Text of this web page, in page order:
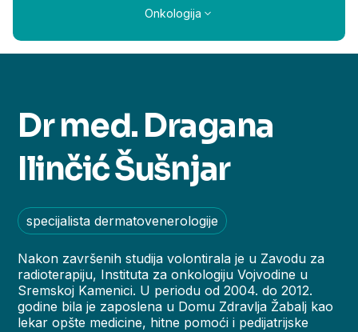
Onkologija
Dr med. Dragana
Ilinčić Šušnjar
specijalista dermatovenerologije
Nakon završenih studija volontirala je u Zavodu za
radioterapiju, Instituta za onkologiju Vojvodine u
Sremskoj Kamenici. U periodu od 2004. do 2012.
godine bila je zaposlena u Domu Zdravlja Žabalj kao
lekar opšte medicine, hitne pomoći i pedijatrijske